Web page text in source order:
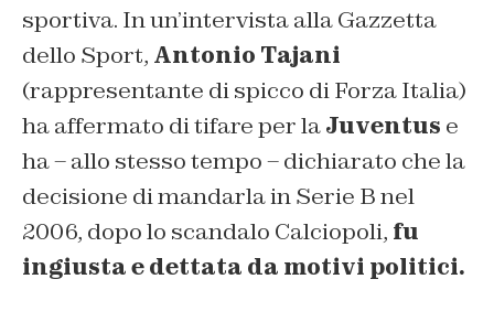
sportiva. In un’intervista alla Gazzetta
dello Sport, Antonio Tajani
(rappresentante di spicco di Forza Italia)
ha affermato di tifare per laJuventus e
ha – allo stesso tempo – dichiarato che la
decisione di mandarla in Serie B nel
2006, dopo lo scandalo Calciopoli, fu
ingiusta e dettata da motivi politici.